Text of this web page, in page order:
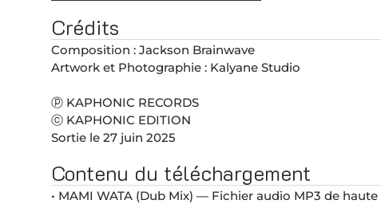
Crédits
Composition : Jackson Brainwave
Artwork et Photographie : Kalyane Studio
ⓟ KAPHONIC RECORDS
ⓒ KAPHONIC EDITION
Sortie le 27 juin 2025
Contenu du téléchargement
• MAMI WATA (Dub Mix) — Fichier audio MP3 de haute